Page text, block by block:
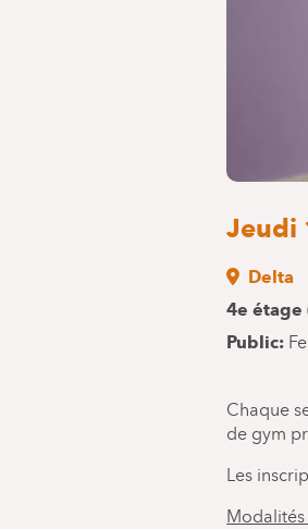
Jeudi
Delta
4e étage
Public
Chaque
de gym
Les